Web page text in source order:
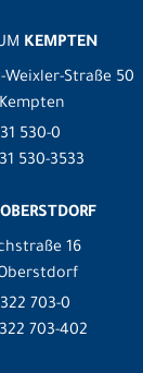
KEMPTEN
Weixler-Straße 50
530-0
530-3533
OBERSTDORF
16
703-0
703-402